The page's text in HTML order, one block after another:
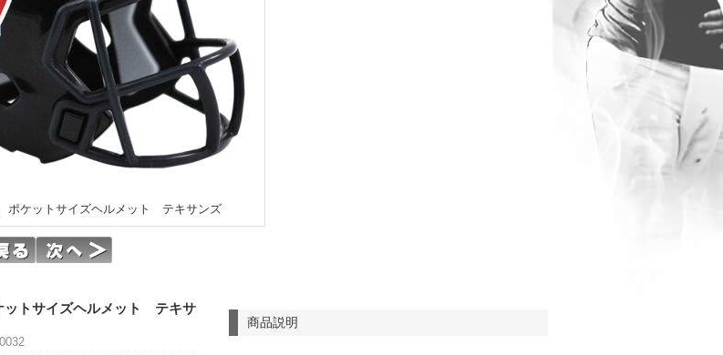
ケットサイズヘルメット テキサンズ
商品説明
トサイズヘルメット テキサ